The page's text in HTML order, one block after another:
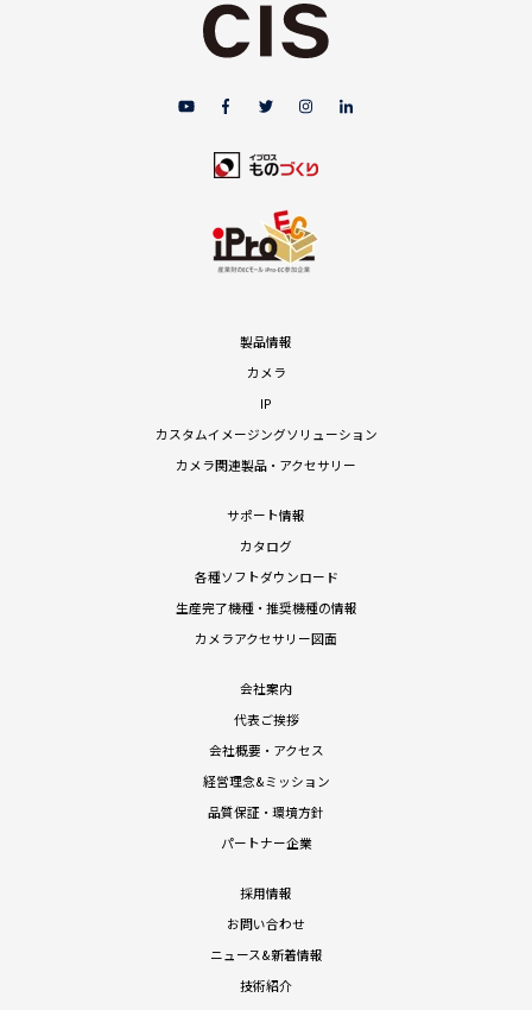
製品情報
カメラ
IP
カスタムイメージングソリューション
カメラ関連製品・アクセサリー
サポート情報
カタログ
各種ソフトダウンロード
生産完了機種・推奨機種の情報
カメラアクセサリー図面
会社案内
代表ご挨拶
会社概要・アクセス
経営理念&ミッション
品質保証・環境方針
パートナー企業
採用情報
お問い合わせ
ニュース&新着情報
技術紹介